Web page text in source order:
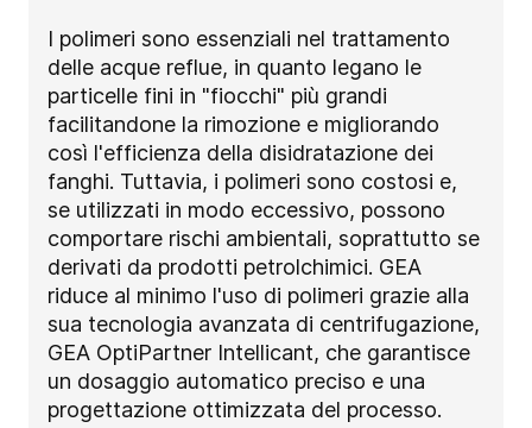
I polimeri sono essenziali nel trattamento
delle acque reflue, in quanto legano le
particelle fini in "fiocchi" più grandi
facilitandone la rimozione e migliorando
così l'efficienza della disidratazione dei
fanghi. Tuttavia, i polimeri sono costosi e,
se utilizzati in modo eccessivo, possono
comportare rischi ambientali, soprattutto se
derivati da prodotti petrolchimici. GEA
riduce al minimo l'uso di polimeri grazie alla
sua tecnologia avanzata di centrifugazione,
GEA OptiPartner Intellicant, che garantisce
un dosaggio automatico preciso e una
progettazione ottimizzata del processo.